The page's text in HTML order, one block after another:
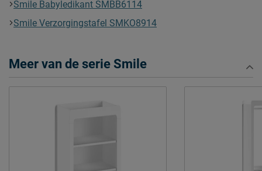
Uitvoering
matras
Materiaal
massief grenen/MDF
Smile Babyledikant SMBB6114
Smile Verzorgingstafel SMKO8914
Meer van de serie Smile